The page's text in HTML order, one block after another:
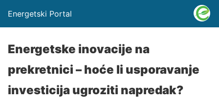
Energetski Portal
Energetske inovacije na
prekretnici – hoće li usporavanje
investicija ugroziti napredak?